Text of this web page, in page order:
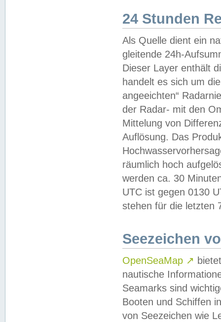
24 Stunden
Als Quelle dient ein
gleitende 24h-
Dieser Layer enthält
handelt es sich um
angeeichten“
der Radar- mit den
Mittelung von
Auflösung. Das
räumlich hoch
werden ca. 30
UTC ist gegen 0130
stehen für die letzten
Seezeichen
OpenSeaMap ↗
nautische
Seamarks sind
Booten und Schiffen
von Seezeichen wie